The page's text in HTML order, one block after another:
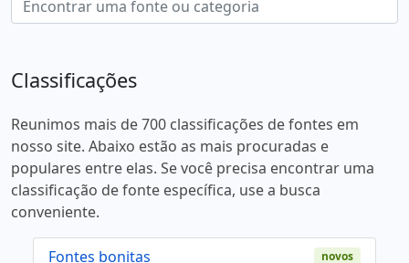
Classificações
Reunimos mais de 700 classificações de fontes em
nosso site. Abaixo estão as mais procuradas e
populares entre elas. Se você precisa encontrar uma
classificação de fonte específica, use a busca
conveniente.
Fontes bonitas novos